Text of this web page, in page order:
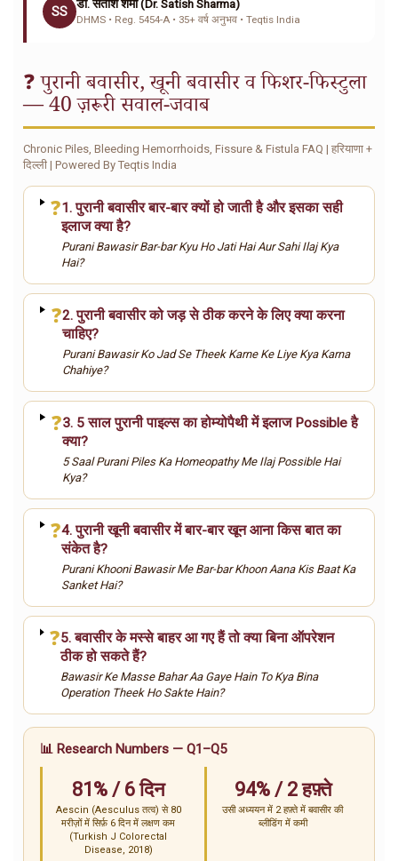
SS
डॉ. सतीश शर्मा (Dr. Satish Sharma)
DHMS • Reg. 5454-A • 35+ वर्ष अनुभव • Teqtis India
❓ पुरानी बवासीर, खूनी बवासीर व फिशर-फिस्टुला
— 40 ज़रूरी सवाल-जवाब
Chronic Piles, Bleeding Hemorrhoids, Fissure & Fistula FAQ | हरियाणा +
दिल्ली | Powered By Teqtis India
❓1. पुरानी बवासीर बार-बार क्यों हो जाती है और इसका सही
इलाज क्या है?
Purani Bawasir Bar-bar Kyu Ho Jati Hai Aur Sahi Ilaj Kya
Hai?
❓2. पुरानी बवासीर को जड़ से ठीक करने के लिए क्या करना
चाहिए?
Purani Bawasir Ko Jad Se Theek Karne Ke Liye Kya Karna
Chahiye?
❓3. 5 साल पुरानी पाइल्स का होम्योपैथी में इलाज Possible है
क्या?
5 Saal Purani Piles Ka Homeopathy Me Ilaj Possible Hai
Kya?
❓4. पुरानी खूनी बवासीर में बार-बार खून आना किस बात का
संकेत है?
Purani Khooni Bawasir Me Bar-bar Khoon Aana Kis Baat Ka
Sanket Hai?
❓5. बवासीर के मस्से बाहर आ गए हैं तो क्या बिना ऑपरेशन
ठीक हो सकते हैं?
Bawasir Ke Masse Bahar Aa Gaye Hain To Kya Bina
Operation Theek Ho Sakte Hain?
📊 Research Numbers — Q1–Q5
81% / 6 दिन
Aescin (Aesculus तत्व) से 80
मरीज़ों में सिर्फ़ 6 दिन में लक्षण कम
(Turkish J Colorectal
Disease, 2018)
94% / 2 हफ़्ते
उसी अध्ययन में 2 हफ़्ते में बवासीर की
ब्लीडिंग में कमी